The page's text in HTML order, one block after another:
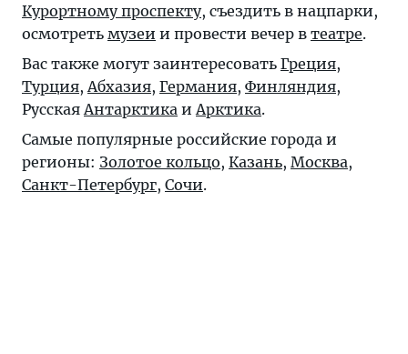
Курортному проспекту, съездить в нацпарки,
осмотреть музеи и провести вечер в театре.
Вас также могут заинтересовать Греция,
Турция, Абхазия, Германия, Финляндия,
Русская Антарктика и Арктика.
Самые популярные российские города и
регионы: Золотое кольцо, Казань, Москва,
Санкт-Петербург, Сочи.